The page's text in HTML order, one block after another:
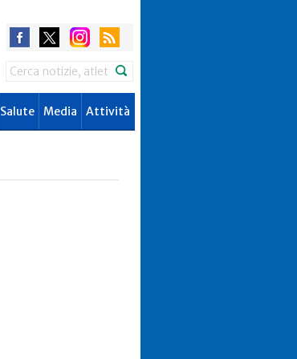
Search
Salute Media Attività